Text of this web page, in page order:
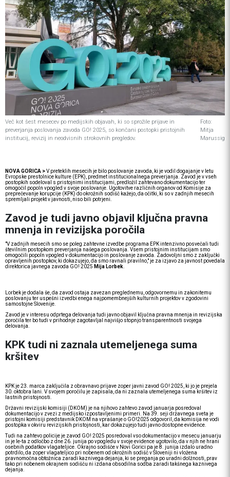
Več kot šest mesecev po medijskih objavah, ki so sprožile prijave in
preverjanja poslovanja zavoda GO! 2025, so končani postopki pristojnih
institucij, revizij in neodvisnih strokovnih pregledov.
Foto:
Mitja
Marussig
NOVA GORICA >V preteklih mesecih je bilo poslovanje zavoda, ki je vodil dogajanje v letu
Evropske prestolnice kulture (EPK), predmet institucionalnega preverjanja. Zavod je v vseh
postopkih sodeloval s pristojnimi institucijami, predložil zahtevano dokumentacijo ter
omogočil popoln vpogled v svoje poslovanje. Ugotovitve različnih organov od Komisije za
preprečevanje korupcije (KPK) do okrožnih sodišč kažejo, da očitki, ki so v zadnjih mesecih
spremljali projekt v javnosti, niso bili potrjeni.
Zavod je tudi javno objavil ključna pravna
mnenja in revizijska poročila
"V zadnjih mesecih smo se poleg zahtevne izvedbe programa EPK intenzivno posvečali tudi
številnim postopkom preverjanja našega poslovanja. Vsem pristojnim institucijam smo
omogočili popoln vpogled v dokumentacijo in poslovanje zavoda. Zadovoljni smo z zaključki
opravljenih postopkov, ki dokazujejo, da smo ravnali pravilno," je za izjavo za javnost povedala
direktorica javnega zavoda GO! 2025 Mija Lorbek
Lorbek je dodala še, da zavod ostaja zavezan preglednemu, odgovornemu in zakonitemu
poslovanju ter uspešni izvedbi enega najpomembnejših kulturnih projektov v zgodovini
samostojne Slovenije.
Zavod je v interesu odprtega delovanja tudi javno objavil ključna pravna mnenja in revizijska
poročila ter bo tudi v prihodnje zagotavljal najvišjo stopnjo transparentnosti svojega
delovanja.
KPK tudi ni zaznala utemeljenega suma
kršitev
KPK je 23. marca zaključila z obravnavo prijave zoper javni zavod GO! 2025, ki jo je prejela
30. oktobra lani. V svojem poročilu je zapisala, da ni zaznala utemeljenega suma kršitev iz
lastnih pristojnosti.
Državni revizijski komisiji (DKOM) je na njihovo zahtevo zavod januarja posredoval
dokumentacijo v zvezi z medijsko izpostavljenimi primeri. Na 39. seji državnega sveta je
pristojni komisiji predstavnik DKOM na vprašanje o GO!2025 odgovoril, da komisija ne vodi
postopka v okviru revizijskih pristojnosti, kar dokazujejo tudi javno dostopne evidence.
Tudi na zahtevo policije je zavod GO! 2025 posredoval vso dokumentacijo v mesecu januarju
in je le-ta z odločbo z dne 26. junija po vpogledu v svoje evidence ugotovilo, da v njih ne hrani
osebnih podatkov vlagateljice. Okrajno sodišče v Novi Gorici pa je 8. junija izdalo uradno
potrdilo, da zoper vlagateljico pri nobenem od okrožnih sodišč v Sloveniji ni vložena
pravnomočna obtožnica zaradi kaznivega dejanja, ki se preganja po uradni dolžnosti, prav
tako pri nobenem okrajnem sodišču ni izdana obsodilna sodba zaradi takšnega kaznivega
dejanja.